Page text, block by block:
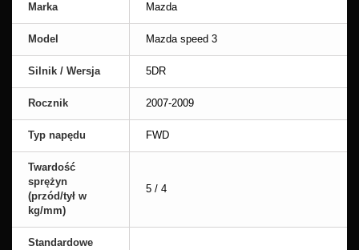
Marka Mazda
Model Mazda speed 3
Silnik / Wersja 5DR
Rocznik 2007-2009
Typ napędu FWD
Twardość
sprężyn
(przód/tył w
kg/mm)
5 / 4
Standardowe